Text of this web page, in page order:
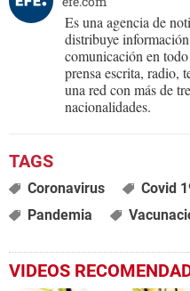
Es una agencia de
distribuye
comunicación en
prensa escrita, radio,
una red con más de
nacionalidades.
Coronavirus Covid
Pandemia
VIDEOS